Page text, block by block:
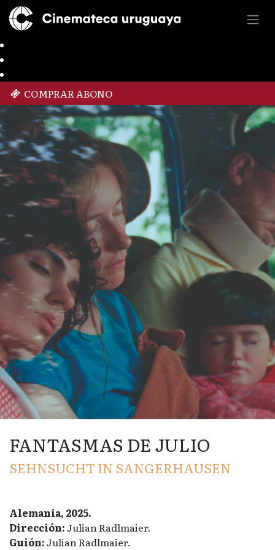
COMPRAR ABONO
FANTASMAS DE JULIO
SEHNSUCHT IN SANGERHAUSEN
Alemania, 2025.
Dirección:Julian Radlmaier.
Guión:Julian Radlmaier.